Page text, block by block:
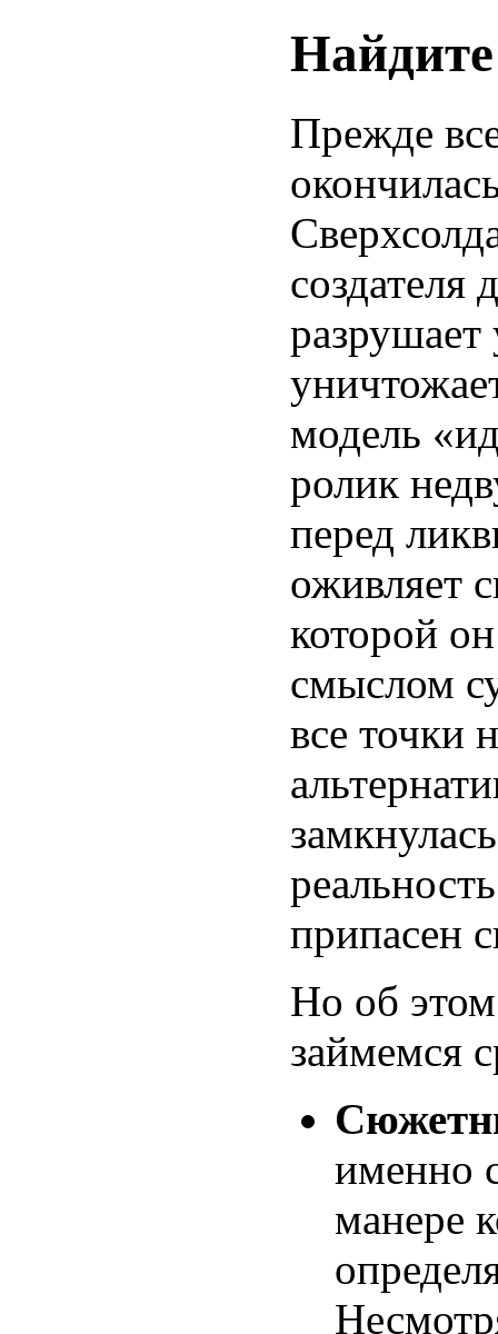
Прежде
разрушает
модель
ролик
перед
оживляет
которой
смыслом
все точки
припасен
Но об
займемся
именно
манере